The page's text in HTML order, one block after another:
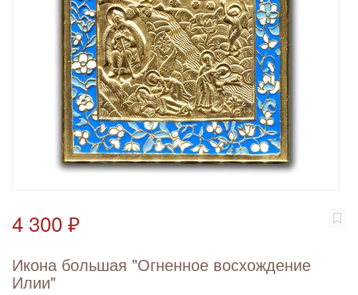
4 300 ₽
Икона большая "Огненное восхождение
Илии"